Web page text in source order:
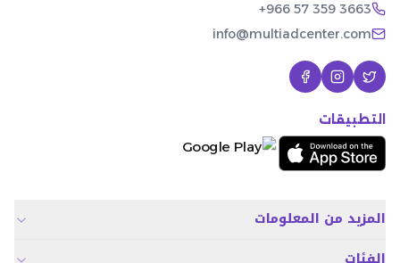
+966 57 359 3663
info@multiadcenter.com
التطبيقات
المزيد من المعلومات